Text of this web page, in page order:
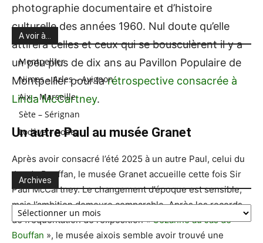
photographie documentaire et d’histoire
culturelle des années 1960. Nul doute qu’elle
attirera celles et ceux qui se bousculèrent il y a
un peu plus de dix ans au Pavillon Populaire de
Montpellier pour larétrospective consacrée à
Linda McCartney.
Un autre Paul au musée Granet
Après avoir consacré l’été 2025 à un autre Paul, celui du
Jas de Bouffan, le musée Granet accueille cette fois Sir
Paul McCartney. Le changement d’époque est sensible,
mais l’ambition demeure comparable. Après les records
de fréquentation de l’exposition «Cezanne au Jas de
Bouffan », le musée aixois semble avoir trouvé une
A voir à…
Montpellier
Nimes – Arles – Avignon
Aix – Marseille
Sète – Sérignan
Lodève – Rodez
Archives
Archives